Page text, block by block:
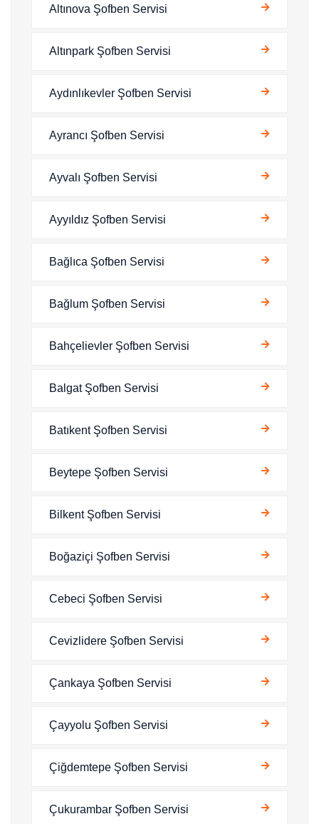
Altınova Şofben Servisi
Altınpark Şofben Servisi
Aydınlıkevler Şofben Servisi
Ayrancı Şofben Servisi
Ayvalı Şofben Servisi
Ayyıldız Şofben Servisi
Bağlıca Şofben Servisi
Bağlum Şofben Servisi
Bahçelievler Şofben Servisi
Balgat Şofben Servisi
Batıkent Şofben Servisi
Beytepe Şofben Servisi
Bilkent Şofben Servisi
Boğaziçi Şofben Servisi
Cebeci Şofben Servisi
Cevizlidere Şofben Servisi
Çankaya Şofben Servisi
Çayyolu Şofben Servisi
Çiğdemtepe Şofben Servisi
Çukurambar Şofben Servisi